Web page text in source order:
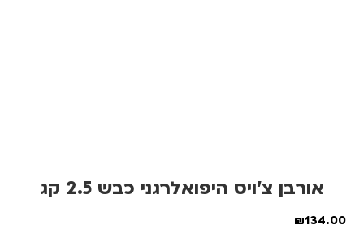
אורבן צ’ויס היפואלרגני כבש 2.5 קג
134.00
₪